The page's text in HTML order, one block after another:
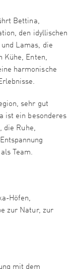
Bettina,
den idyllischen
Lamas, die
Kühe, Enten,
harmonische
sehr gut
ist ein besonderes
die Ruhe,
Team.
Höfen,
zur Natur, zur
mit dem